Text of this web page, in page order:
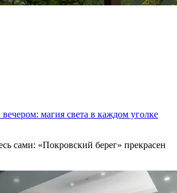
магия света в каждом уголке
сами: «Покровский берег» прекрасен